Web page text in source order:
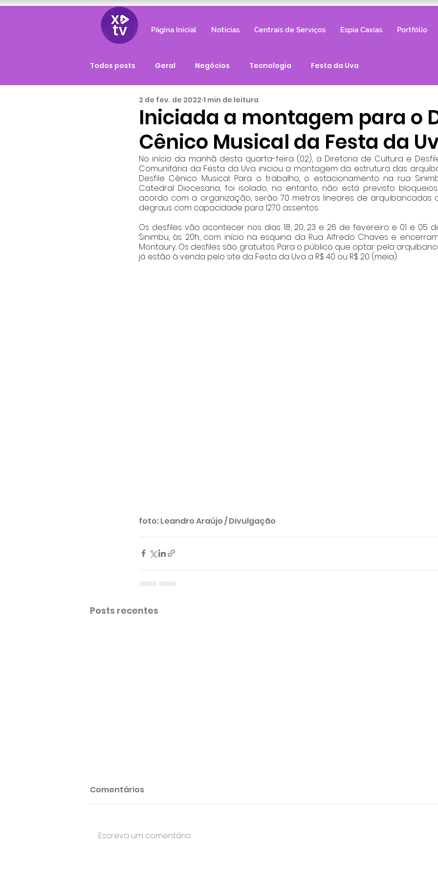
Página Inicial Notícias Centrais de Serviços Espia Caxias Portfólio
Todos posts Geral Negócios Tecnologia Festa da Uva
Iniciada a montagem para o
Cênico Musical da Festa da
2 de fev. de 2022 1 min de leitura
No início da manhã desta quarta-feira (02), a Diretoria de Cultura e
Comunitária da Festa da Uva iniciou a montagem da estrutura das
Desfile Cênico Musical. Para o trabalho, o estacionamento na rua
Catedral Diocesana, foi isolado, no entanto, não está previsto
acordo com a organização, serão 70 metros lineares de arquibancadas
degraus com capacidade para 1270 assentos.
Os desfiles vão acontecer nos dias 18, 20, 23 e 26 de fevereiro e 01 e 05
Sinimbu, às 20h, com início na esquina da Rua Alfredo Chaves e
Montaury.. Os desfiles são gratuitos. Para o público que optar pela
já estão à venda pelo site da Festa da Uva a R$ 40 ou R$ 20 (meia).
foto: Leandro Araújo / Divulgação
Posts recentes
Comentários
Escreva um comentário
reservados.